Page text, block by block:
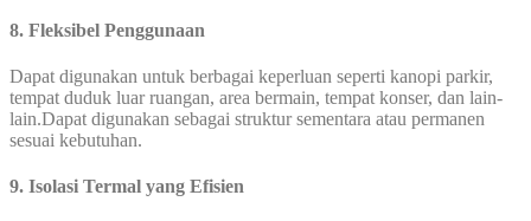
8. Fleksibel Penggunaan
Dapat digunakan untuk berbagai keperluan seperti kanopi parkir,
tempat duduk luar ruangan, area bermain, tempat konser, dan lain-
lain.Dapat digunakan sebagai struktur sementara atau permanen
sesuai kebutuhan.
9. Isolasi Termal yang Efisien